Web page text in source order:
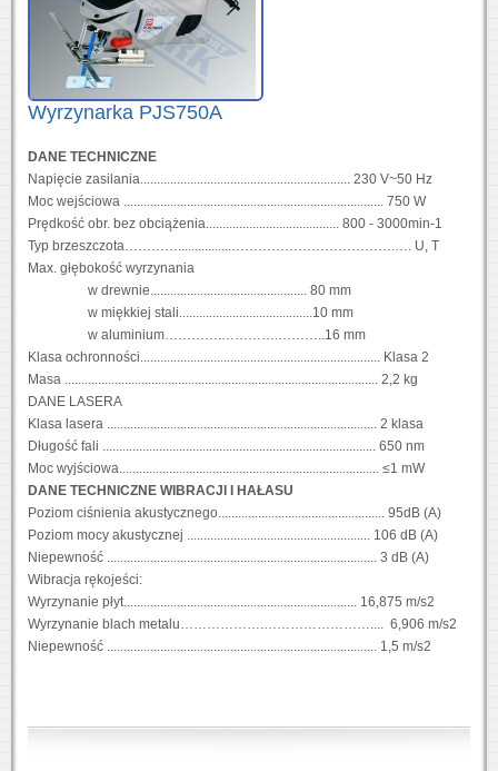
Wyrzynarka PJS750A
DANE TECHNICZNE
Napięcie zasilania............................................................... 230 V~50 Hz
Moc wejściowa .............................................................................. 750 W
Prędkość obr. bez obciążenia........................................ 800 - 3000min-1
Typ brzeszczota…………................……………………………….…. U, T
Max. głębokość wyrzynania
w drewnie............................................... 80 mm
w miękkiej stali........................................10 mm
w aluminium………….………….………..16 mm
Klasa ochronności........................................................................ Klasa 2
Masa .............................................................................................. 2,2 kg
DANE LASERA
Klasa lasera ................................................................................. 2 klasa
Długość fali .................................................................................. 650 nm
Moc wyjściowa.............................................................................. ≤1 mW
DANE TECHNICZNE WIBRACJI I HAŁASU
Poziom ciśnienia akustycznego.................................................. 95dB (A)
Poziom mocy akustycznej ....................................................... 106 dB (A)
Niepewność ................................................................................. 3 dB (A)
Wibracja rękojeści:
Wyrzynanie płyt...................................................................... 16,875 m/s2
Wyrzynanie blach metalu……………….…………………….... 6,906 m/s2
Niepewność ................................................................................. 1,5 m/s2